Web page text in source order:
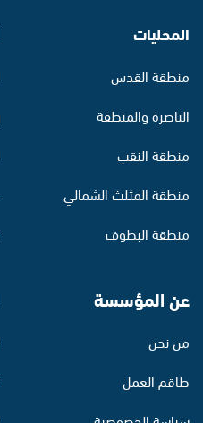
المحليات
منطقة القدس
الناصرة والمنطقة
منطقة النقب
منطقة المثلث الشمالي
منطقة البطوف
عن المؤسسة
من نحن
طاقم العمل